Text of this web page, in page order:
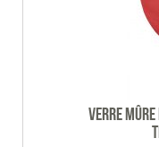
Verre